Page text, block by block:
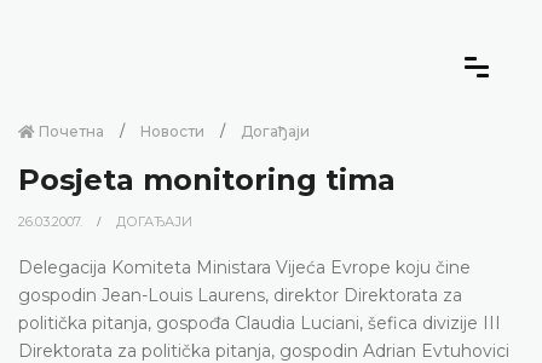
Почетна Новости Догађаји
Posjeta monitoring tima
26.03.2007. ДОГАЂАЈИ
Delegacija Komiteta Ministara Vijeća Evrope koju čine
gospodin Jean-Louis Laurens, direktor Direktorata za
politička pitanja, gospođa Claudia Luciani, šefica divizije III
Direktorata za politička pitanja, gospodin Adrian Evtuhovici